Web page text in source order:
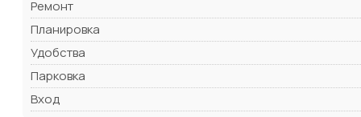
Ремонт
Планировка
Удобства
Парковка
Вход